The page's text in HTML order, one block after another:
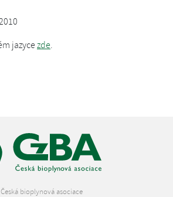
jazycezde.
Česká bioplynová asociace